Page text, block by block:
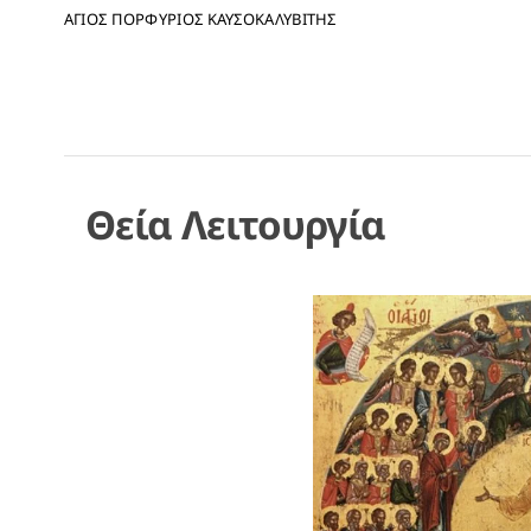
ΑΓΙΟΣ ΠΟΡΦΥΡΙΟΣ ΚΑΥΣΟΚΑΛΥΒΙΤΗΣ
Θεία Λειτουργία